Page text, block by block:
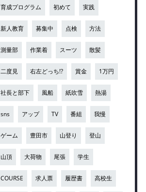
育成プログラム 初めて 実践
新人教育 募集中 点検 方法
測量部 作業着 スーツ 散髪
二度見 右左どっち!? 賞金 1万円
社長と部下 風船 紙吹雪 熱湯
sns アップ TV 番組 我慢
ゲーム 豊田市 山登り 登山
山頂 大荷物 尾張 学生
COURSE 求人票 履歴書 高校生